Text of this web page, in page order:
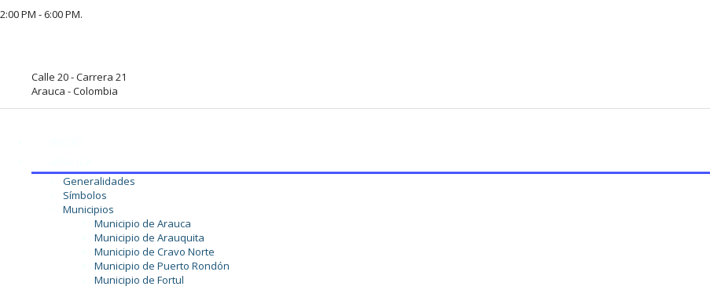
2:00 PM - 6:00 PM.
Calle 20 - Carrera 21
Arauca - Colombia
Generalidades
Símbolos
Municipios
Municipio de Arauca
Municipio de Arauquita
Municipio de Cravo Norte
Municipio de Puerto Rondón
Municipio de Fortul